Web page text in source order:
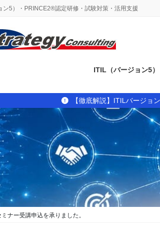
ン5）・PRINCE2®認定研修・試験対策・活用支援
ITIL（バージョン5）
【徹底解説】ITILバージョ
ナー受講申込を承りました。